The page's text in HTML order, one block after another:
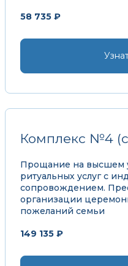
58 735 ₽
Комплекс №4
Прощание на высшем
ритуальных услуг с
сопровождением.
организации
пожеланий семьи
149 135 ₽